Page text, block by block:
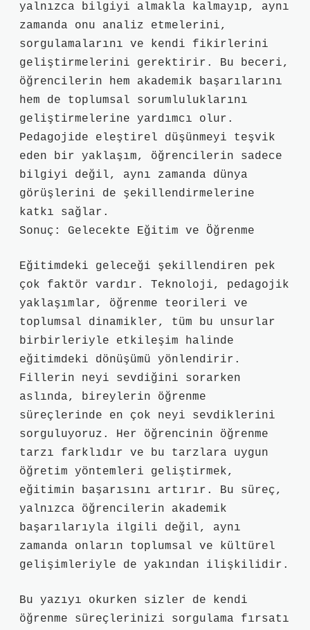
yalnızca bilgiyi almakla kalmayıp, aynı
zamanda onu analiz etmelerini,
sorgulamalarını ve kendi fikirlerini
geliştirmelerini gerektirir. Bu beceri,
öğrencilerin hem akademik başarılarını
hem de toplumsal sorumluluklarını
geliştirmelerine yardımcı olur.
Pedagojide eleştirel düşünmeyi teşvik
eden bir yaklaşım, öğrencilerin sadece
bilgiyi değil, aynı zamanda dünya
görüşlerini de şekillendirmelerine
katkı sağlar.
Sonuç: Gelecekte Eğitim ve Öğrenme
Eğitimdeki geleceği şekillendiren pek
çok faktör vardır. Teknoloji, pedagojik
yaklaşımlar, öğrenme teorileri ve
toplumsal dinamikler, tüm bu unsurlar
birbirleriyle etkileşim halinde
eğitimdeki dönüşümü yönlendirir.
Fillerin neyi sevdiğini sorarken
aslında, bireylerin öğrenme
süreçlerinde en çok neyi sevdiklerini
sorguluyoruz. Her öğrencinin öğrenme
tarzı farklıdır ve bu tarzlara uygun
öğretim yöntemleri geliştirmek,
eğitimin başarısını artırır. Bu süreç,
yalnızca öğrencilerin akademik
başarılarıyla ilgili değil, aynı
zamanda onların toplumsal ve kültürel
gelişimleriyle de yakından ilişkilidir.
Bu yazıyı okurken sizler de kendi
öğrenme süreçlerinizi sorgulama fırsatı